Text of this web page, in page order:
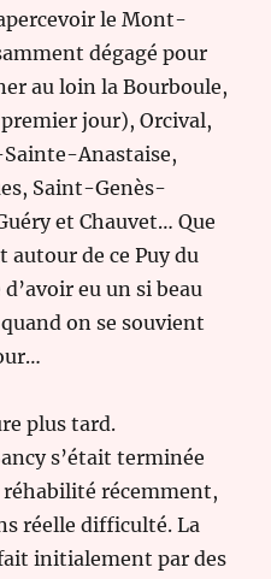
le Mont-
dégagé pour
au loin la Bourboule,
jour), Orcival,
Anastaise,
Saint-Genès-
et Chauvet… Que
de ce Puy du
eu un si beau
on se souvient
plus tard.
s’était terminée
récemment,
réelle difficulté. La
initialement par des